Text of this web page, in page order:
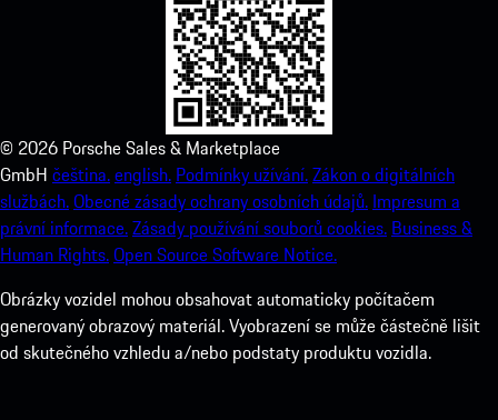
© 2026 Porsche Sales & Marketplace
GmbH čeština.english. Podmínky užívání.Zákon o digitálních
službách.Obecné zásady ochrany osobních údajů. Impresum a
právní informace.Zásady používání souborů cookies. Business &
Human Rights.Open Source Software Notice.
Obrázky vozidel mohou obsahovat automaticky počítačem
generovaný obrazový materiál. Vyobrazení se může částečně lišit
od skutečného vzhledu a/nebo podstaty produktu vozidla.